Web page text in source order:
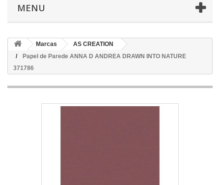
MENU
Marcas
AS CREATION
Papel de Parede ANNA D ANDREA DRAWN INTO NATURE
371786